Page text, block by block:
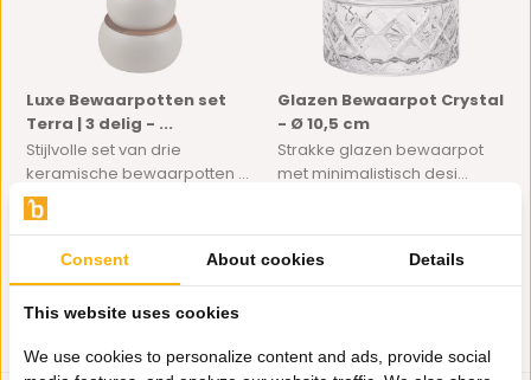
Luxe Bewaarpotten set
Terra | 3 delig - ...
Stijlvolle set van drie
keramische bewaarpotten ...
34,95
Glazen Bewaarpot Crystal
- Ø 10,5 cm
Strakke glazen bewaarpot
met minimalistisch desi...
5,99
Consent About cookies Details
This website uses cookies
We use cookies to personalize content and ads, provide social